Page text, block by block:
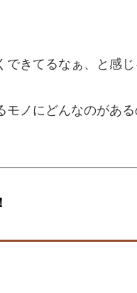
きてるなぁ、と感じ
ノにどんなのがあ